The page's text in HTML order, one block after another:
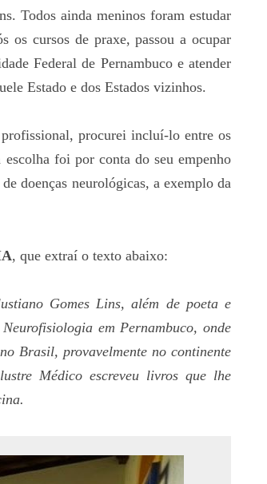
Todos ainda meninos foram estudar
os cursos de praxe, passou a ocupar
Federal de Pernambuco e atender
Estado e dos Estados vizinhos.
procurei incluí-lo entre os
escolha foi por conta do seu empenho
doenças neurológicas, a exemplo da
, que extraí o texto abaixo:
Gomes Lins, além de poeta e
em Pernambuco, onde
Brasil, provavelmente no continente
Médico escreveu livros que lhe